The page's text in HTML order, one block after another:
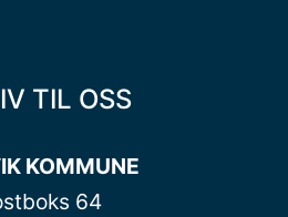
TIL OSS
KOMMUNE
64